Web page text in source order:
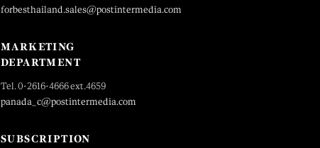
forbesthailand.sales@postintermedia.com
MARKETING
DEPARTMENT
Tel. 0-2616-4666 ext.4659
panada_c@postintermedia.com
SUBSCRIPTION